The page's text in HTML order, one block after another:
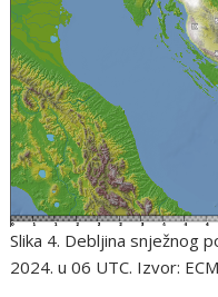
Slika 4. Debljina snježnog
2024. u 06 UTC. Izvor: